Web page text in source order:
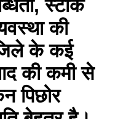
स्टॉक
की
के कई
की कमी से
पिछोर